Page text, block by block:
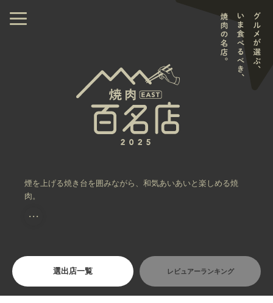
煙を上げる焼き台を囲みながら、和気あいあいと楽しめる焼
肉。
・・・
選出店一覧 レビュアーランキング